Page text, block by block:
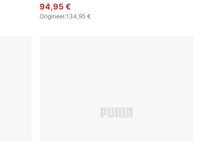
heren
94,95 €
Origineel:134,95 €